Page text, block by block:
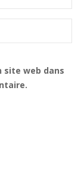
site web dans